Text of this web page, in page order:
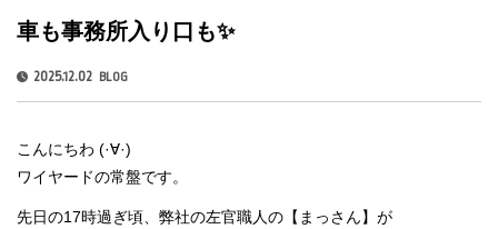
車も事務所入り口も✨
2025.12.02 BLOG
こんにちわ (·∀·)
ワイヤードの常盤です。
先日の17時過ぎ頃、弊社の左官職人の【まっさん】が